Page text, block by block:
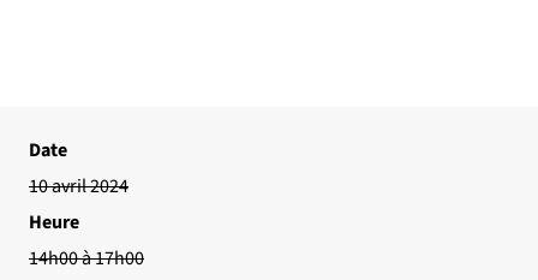
Date
10 avril 2024
Heure
14h00 à 17h00